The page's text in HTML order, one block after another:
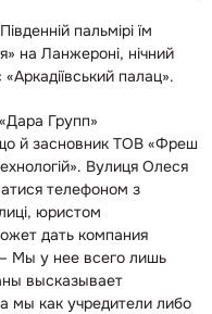
пальмірі їм
на Ланжероні, нічний
палац».
Групп»
й засновник ТОВ «Фреш
Вулиця Олеся
телефоном з
юристом
дать компания
Мы у нее всего лишь
высказывает
мы как учредители либо